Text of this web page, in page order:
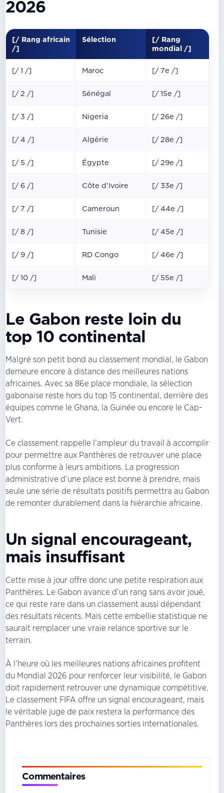
2026
[/ Rang africain
/]
Sélection
[/ Rang
mondial /]
[/ 1 /] Maroc [/ 7e /]
[/ 2 /] Sénégal [/ 15e /]
[/ 3 /] Nigeria [/ 26e /]
[/ 4 /] Algérie [/ 28e /]
[/ 5 /] Égypte [/ 29e /]
[/ 6 /] Côte d’Ivoire [/ 33e /]
[/ 7 /] Cameroun [/ 44e /]
[/ 8 /] Tunisie [/ 45e /]
[/ 9 /] RD Congo [/ 46e /]
[/ 10 /] Mali [/ 55e /]
Le Gabon reste loin du
top 10 continental
Malgré son petit bond au classement mondial, le Gabon
demeure encore à distance des meilleures nations
africaines. Avec sa 86e place mondiale, la sélection
gabonaise reste hors du top 15 continental, derrière des
équipes comme le Ghana, la Guinée ou encore le Cap-
Vert.
Ce classement rappelle l’ampleur du travail à accomplir
pour permettre aux Panthères de retrouver une place
plus conforme à leurs ambitions. La progression
administrative d’une place est bonne à prendre, mais
seule une série de résultats positifs permettra au Gabon
de remonter durablement dans la hiérarchie africaine.
Un signal encourageant,
mais insuffisant
Cette mise à jour offre donc une petite respiration aux
Panthères. Le Gabon avance d’un rang sans avoir joué,
ce qui reste rare dans un classement aussi dépendant
des résultats récents. Mais cette embellie statistique ne
saurait remplacer une vraie relance sportive sur le
terrain.
À l’heure où les meilleures nations africaines profitent
du Mondial 2026 pour renforcer leur visibilité, le Gabon
doit rapidement retrouver une dynamique compétitive.
Le classement FIFA offre un signal encourageant, mais
le véritable juge de paix restera la performance des
Panthères lors des prochaines sorties internationales.
Commentaires